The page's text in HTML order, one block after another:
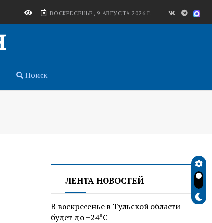
ВОСКРЕСЕНЬЕ, 9 АВГУСТА 2026 Г.
Поиск
ЛЕНТА НОВОСТЕЙ
В воскресенье в Тульской области
будет до +24°C